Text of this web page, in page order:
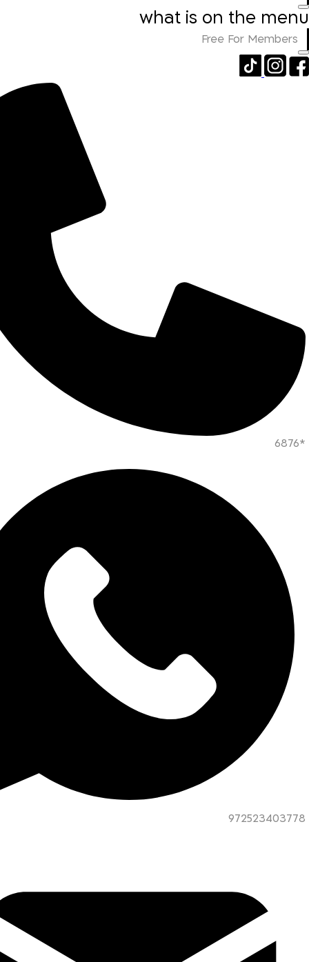
what is on the menu
Free For Members
*6876
972523403778